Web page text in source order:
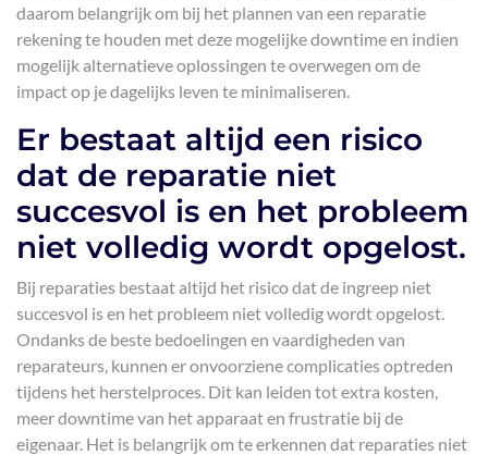
daarom belangrijk om bij het plannen van een reparatie
rekening te houden met deze mogelijke downtime en indien
mogelijk alternatieve oplossingen te overwegen om de
impact op je dagelijks leven te minimaliseren.
Er bestaat altijd een risico
dat de reparatie niet
succesvol is en het probleem
niet volledig wordt opgelost.
Bij reparaties bestaat altijd het risico dat de ingreep niet
succesvol is en het probleem niet volledig wordt opgelost.
Ondanks de beste bedoelingen en vaardigheden van
reparateurs, kunnen er onvoorziene complicaties optreden
tijdens het herstelproces. Dit kan leiden tot extra kosten,
meer downtime van het apparaat en frustratie bij de
eigenaar. Het is belangrijk om te erkennen dat reparaties niet